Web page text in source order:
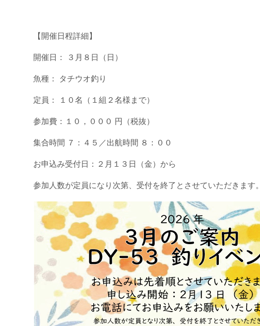
【開催日程詳細】
開催日： ３月８日（日）
魚種： タチウオ釣り
定員： １０名（１組２名様まで）
参加費：１０，０００ 円（税抜）
集合時間 ７：４５／出航時間 ８：００
お申込み受付日：２月１３日（金）から
参加人数が定員になり次第、受付を終了とさせていただきます。